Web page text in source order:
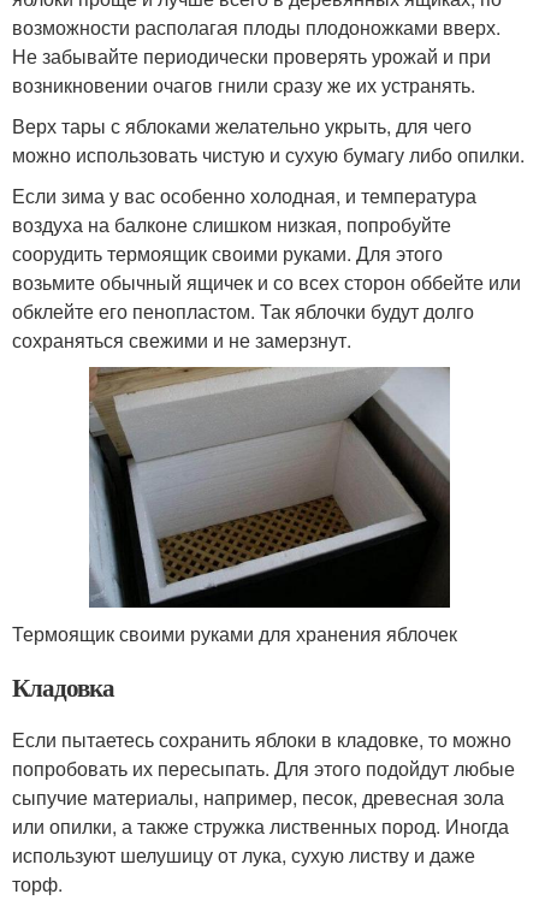
возможности располагая плоды плодоножками вверх.
Не забывайте периодически проверять урожай и при
возникновении очагов гнили сразу же их устранять.
Верх тары с яблоками желательно укрыть, для чего
можно использовать чистую и сухую бумагу либо опилки.
Если зима у вас особенно холодная, и температура
воздуха на балконе слишком низкая, попробуйте
соорудить термоящик своими руками. Для этого
возьмите обычный ящичек и со всех сторон оббейте или
обклейте его пенопластом. Так яблочки будут долго
сохраняться свежими и не замерзнут.
Термоящик своими руками для хранения яблочек
Кладовка
Если пытаетесь сохранить яблоки в кладовке, то можно
попробовать их пересыпать. Для этого подойдут любые
сыпучие материалы, например, песок, древесная зола
или опилки, а также стружка лиственных пород. Иногда
используют шелушицу от лука, сухую листву и даже
торф.